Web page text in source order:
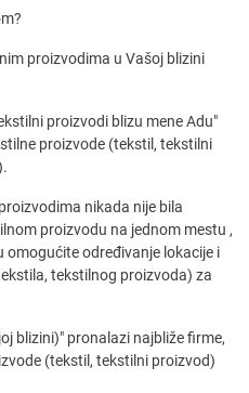
proizvodima u Vašoj blizini
proizvodi blizu mene Adu"
proizvode (tekstil, tekstilni
nikada nije bila
proizvodu na jednom mestu ,
omogućite određivanje lokacije i
tekstilnog proizvoda) za
blizini)" pronalazi najbliže firme,
(tekstil, tekstilni proizvod)